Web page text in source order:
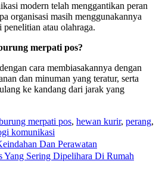
modern telah menggantikan peran
organisasi masih menggunakannya
atau olahraga.
merpati pos?
cara membiasakannya dengan
dan minuman yang teratur, serta
ke kandang dari jarak yang
merpati pos, hewan kurir, perang,
komunikasi
Dan Perawatan
Yang Sering Dipelihara Di Rumah